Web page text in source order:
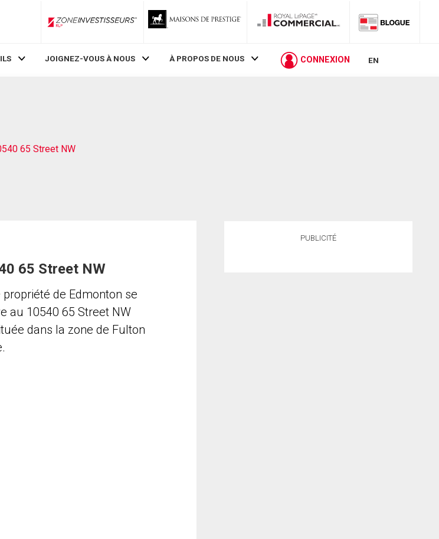
ZoneInvestisseurs RLP
JOIGNEZ-VOUS À NOUS À PROPOS DE NOUS CONNEXION EN
65 Street NW
65 Street NW
propriété de Edmonton se
au 10540 65 Street NW
dans la zone de Fulton
PUBLICITÉ